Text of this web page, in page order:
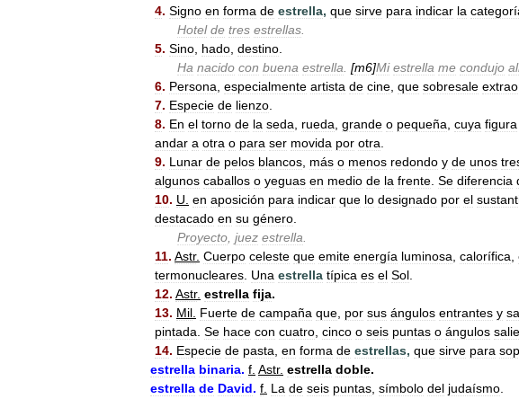
4. Signo en forma de estrella, que sirve para indicar la
Hotel de tres estrellas
5. Sino hado destino
Ha nacido con buena estrella [m6]Mi estrella me condujo
6. Persona especialmente artista de cine que sobresale
7. Especie de lienzo
8. En el torno de la seda rueda grande o pequeña cuya figura
andar a otra o para ser movida por otra
9. Lunar de pelos blancos más o menos redondo y de unos
algunos caballos o yeguas en medio de la frente Se diferencia
10. U en aposición para indicar que lo designado por el
destacado en su género
Proyecto juez estrella
11. Astr. Cuerpo celeste que emite energía luminosa calorífica
termonucleares Una estrella típica es el Sol
12. Astr. estrella fija.
13. Mil Fuerte de campaña que por sus ángulos entrantes y
pintada Se hace con cuatro cinco o seis puntas o ángulos
14. Especie de pasta en forma de estrellas, que sirve para
estrella binaria. f Astr. estrella doble.
estrella de David. f La de seis puntas símbolo del judaísmo